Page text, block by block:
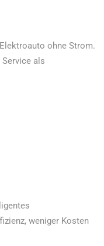
ohne Strom.
als
weniger Kosten